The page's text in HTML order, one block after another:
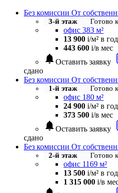
Без комиссии От
3-й этаж Готово
офис 383 м²
13 900 i/м² в год
443 600 i/в мес
notifications Оставить заявку
сдано
Без комиссии От
1-й этаж Готово
офис 180 м²
24 900 i/м² в год
373 500 i/в мес
notifications Оставить заявку
сдано
Без комиссии От
2-й этаж Готово
офис 1169 м²
13 500 i/м² в год
1 315 000 i/в